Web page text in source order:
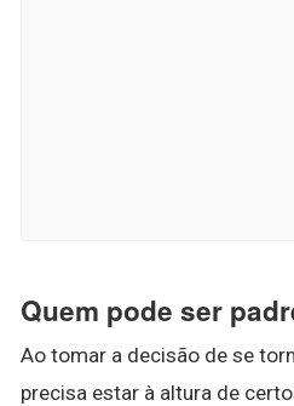
Quem pode ser
Ao tomar a decisão de se
precisa estar à altura de